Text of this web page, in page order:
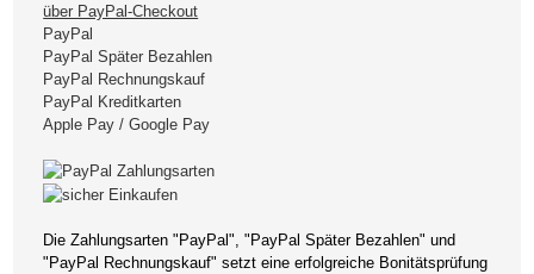
über PayPal-Checkout
PayPal
PayPal Später Bezahlen
PayPal Rechnungskauf
PayPal Kreditkarten
Apple Pay / Google Pay
Die Zahlungsarten "PayPal", "PayPal Später Bezahlen" und
"PayPal Rechnungskauf" setzt eine erfolgreiche Bonitätsprüfung